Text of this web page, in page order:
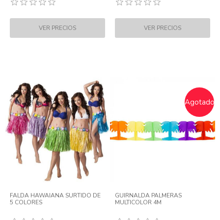
FALDA HAWAIANA SURTIDO DE
5 COLORES
Agotado
GUIRNALDA PALMERAS
MULTICOLOR 4M